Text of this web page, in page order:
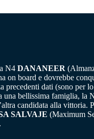
N4 DANANEER
on board e dovrebbe
precedenti dati (sono per
una bellissima famiglia, la
candidata alla vittoria.
SALVAJE (Maximum